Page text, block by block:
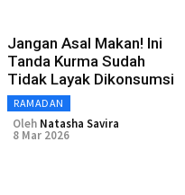
Jangan Asal Makan! Ini
Tanda Kurma Sudah
Tidak Layak Dikonsumsi
RAMADAN
Oleh Natasha Savira
8 Mar 2026